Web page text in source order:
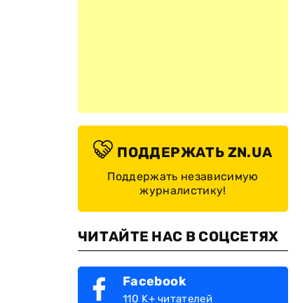
ПОДДЕРЖАТЬ ZN.UA
Поддержать независимую
журналистику!
ЧИТАЙТЕ НАС В СОЦСЕТЯХ
Facebook
110 K+ читателей